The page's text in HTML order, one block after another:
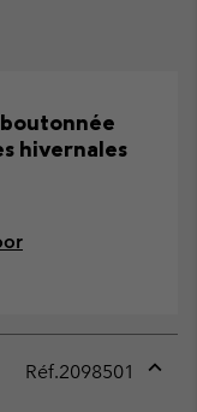
hivernales
Réf.2098501